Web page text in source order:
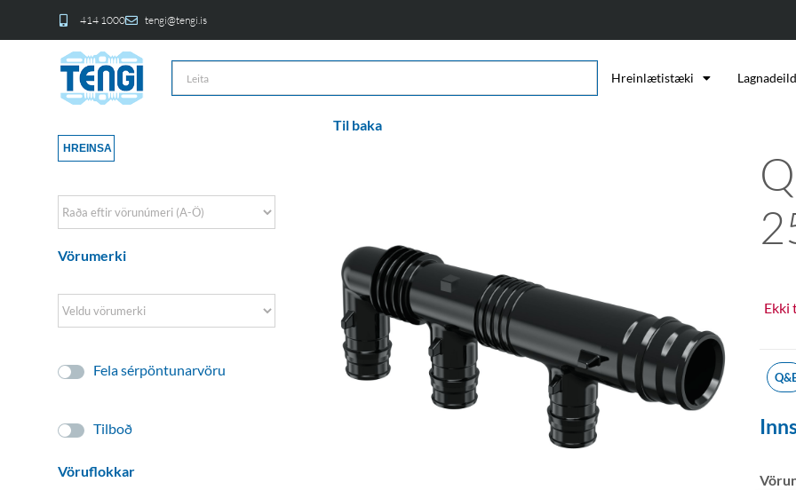
414 1000 tengi@tengi.is
Hreinlætistæki Lagnadeild
Til baka
Ekki
HREINSA
Sort Products
Vörumerki
Fela sérpöntunarvöru
Tilboð
Vöruflokkar